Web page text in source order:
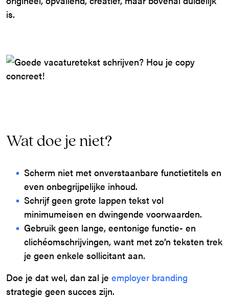
is.
Wat doe je niet?
Scherm niet met onverstaanbare functietitels en
even onbegrijpelijke inhoud.
Schrijf geen grote lappen tekst vol
minimumeisen en dwingende voorwaarden.
Gebruik geen lange, eentonige functie- en
clichéomschrijvingen, want met zo’n teksten trek
je geen enkele sollicitant aan.
Doe je dat wel, dan zal je employer branding
strategie geen succes zijn.